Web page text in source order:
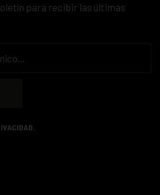
para recibir las últimas